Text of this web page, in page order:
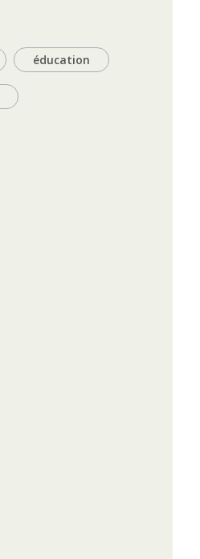
éducation